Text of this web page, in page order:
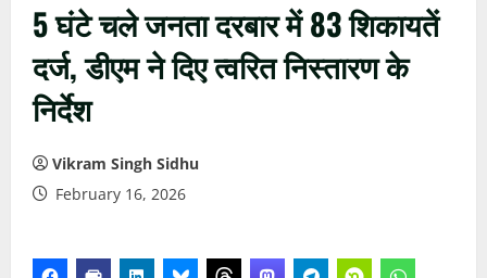
5 घंटे चले जनता दरबार में 83 शिकायतें
दर्ज, डीएम ने दिए त्वरित निस्तारण के
निर्देश
Vikram Singh Sidhu
February 16, 2026